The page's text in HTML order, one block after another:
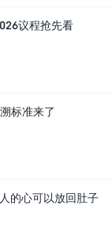
议程抢先看
标准来了
的心可以放回肚子